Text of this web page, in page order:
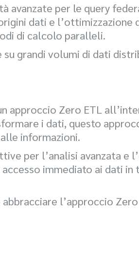
avanzate per le query
dati e
di calcolo paralleli.
grandi volumi di dati
approccio Zero ETL
i dati, questo
informazioni.
per l’analisi avanzata e
immediato ai dati
abbracciare l’approccio